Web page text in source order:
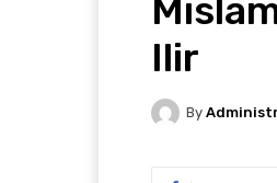
Ilir
By